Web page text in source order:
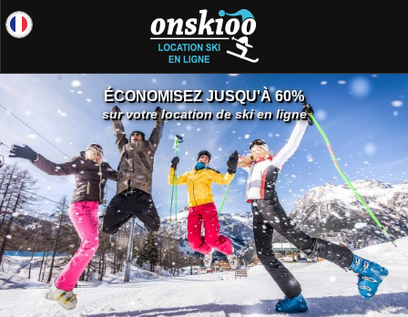
ÉCONOMISEZ JUSQU'À 60%
sur votre location de ski en ligne